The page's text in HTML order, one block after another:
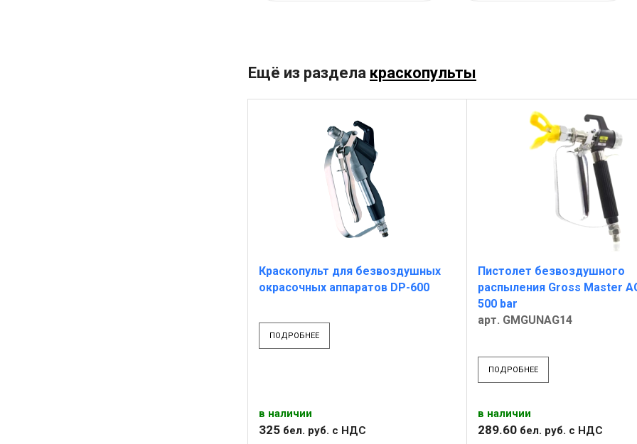
Ещё из раздела краскопульты
Краскопульт для безвоздушных
окрасочных аппаратов DP-600
ПОДРОБНЕЕ
в наличии
325 бел. руб. с НДС
Пистолет безвоздушного
распыления Gross Master
500 bar
арт. GMGUNAG14
ПОДРОБНЕЕ
в наличии
289.60бел. руб. с НДС